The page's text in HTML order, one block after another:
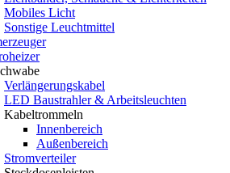
Mobiles Licht
Sonstige Leuchtmittel
Verlängerungskabel
LED Baustrahler & Arbeitsleuchten
Kabeltrommeln
Innenbereich
Außenbereich
Stromverteiler